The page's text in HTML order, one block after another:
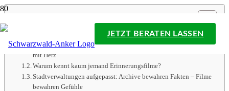
JETZT BERATEN LASSEN
Erinnerungsfilme So bleibt Stadtgeschichte lebendig
Erinnerungsfilme sind kein Trend – sie sind ein Zeitdokument
mit Herz
Warum kennt kaum jemand Erinnerungsfilme?
Stadtverwaltungen aufgepasst: Archive bewahren Fakten – Filme
bewahren Gefühle